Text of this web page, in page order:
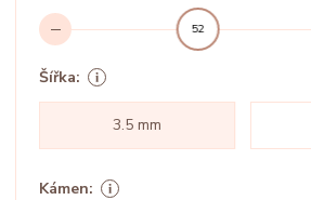
52
Šířka:
3.5 mm
Kámen: